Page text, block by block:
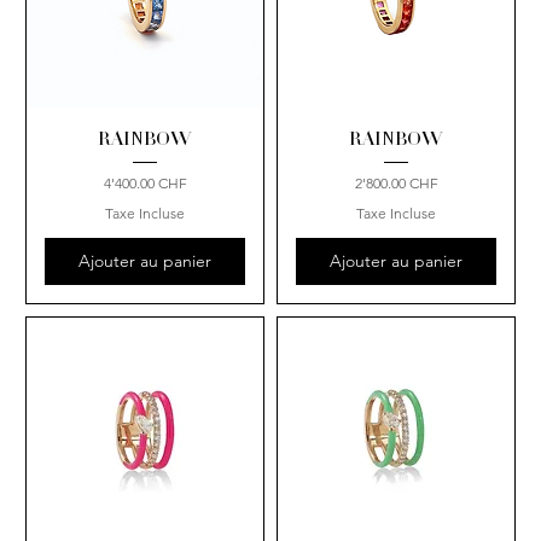
RAINBOW
Prix
4'400.00 CHF
Taxe Incluse
Ajouter au panier
RAINBOW
Prix
2'800.00 CHF
Taxe Incluse
Ajouter au panier